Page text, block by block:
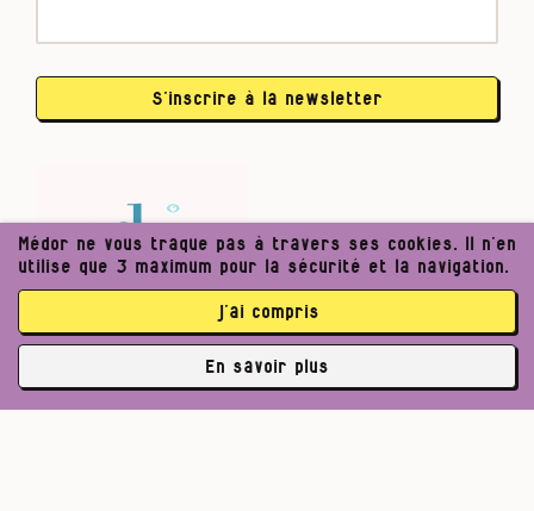
S’inscrire à la newsletter
Médor ne vous traque pas à travers ses cookies. Il n’en
utilise que 3 maximum pour la sécurité et la navigation.
j’ai compris
En savoir plus